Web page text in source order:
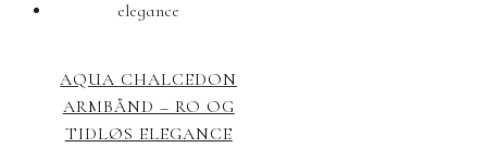
AQUA CHALCEDON
ARMBÅND – RO OG
TIDLØS ELEGANCE